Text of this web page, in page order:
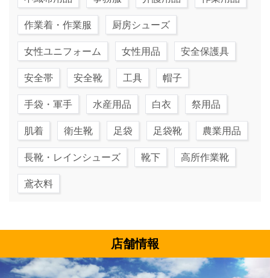
作業着・作業服 厨房シューズ
女性ユニフォーム 女性用品 安全保護具
安全帯 安全靴 工具 帽子
手袋・軍手 水産用品 白衣 祭用品
肌着 衛生靴 足袋 足袋靴 農業用品
長靴・レインシューズ 靴下 高所作業靴
鳶衣料
店舗情報